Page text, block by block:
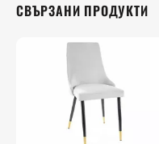
СВЪРЗАНИ ПРОДУКТИ